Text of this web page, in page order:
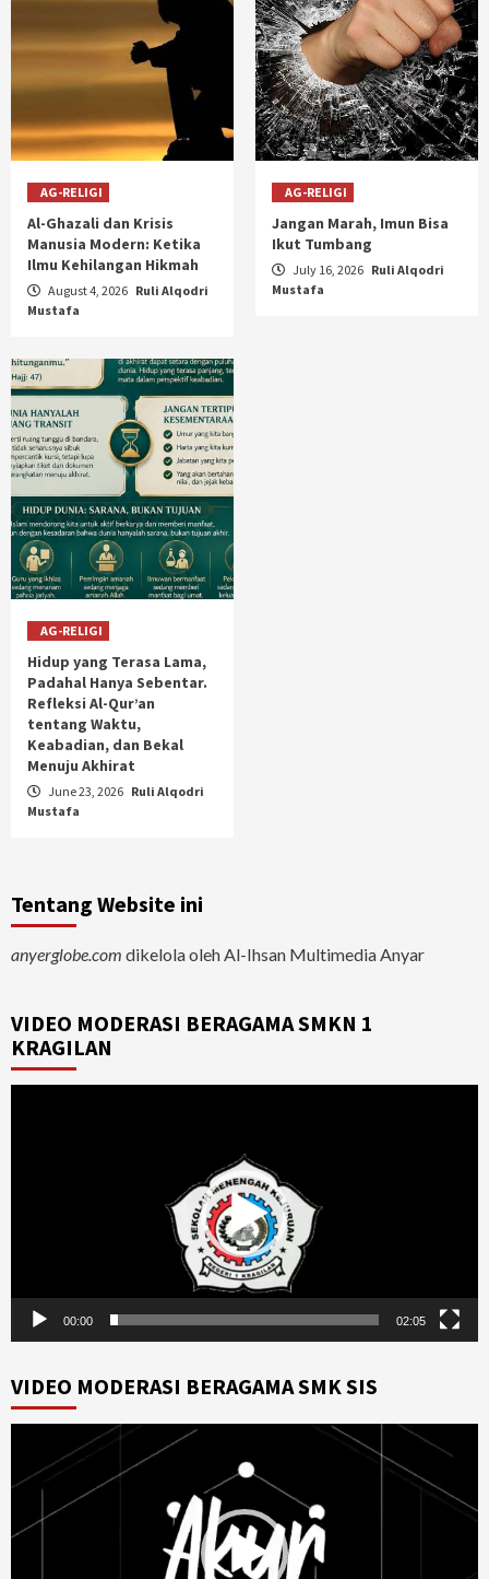
AG-RELIGI
Al-Ghazali dan Krisis
Manusia Modern: Ketika
Ilmu Kehilangan Hikmah
August 4, 2026 Ruli Alqodri
Mustafa
AG-RELIGI
Jangan Marah, Imun Bisa
Ikut Tumbang
July 16, 2026 Ruli Alqodri
Mustafa
AG-RELIGI
Hidup yang Terasa Lama,
Padahal Hanya Sebentar.
Refleksi Al-Qur’an
tentang Waktu,
Keabadian, dan Bekal
Menuju Akhirat
June 23, 2026 Ruli Alqodri
Mustafa
Tentang Website ini
anyerglobe.com dikelola oleh Al-Ihsan Multimedia Anyar
VIDEO MODERASI BERAGAMA SMKN 1
KRAGILAN
00:00 02:05
VIDEO MODERASI BERAGAMA SMK SIS
Player